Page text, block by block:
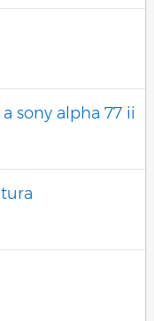
sony alpha 77 ii